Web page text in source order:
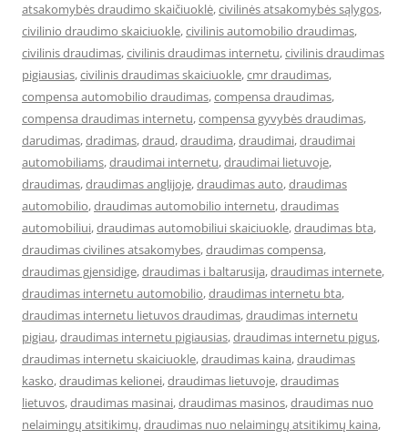
atsakomybės draudimo skaičiuoklė,civilinės atsakomybės sąlygos,
civilinio draudimo skaiciuokle,civilinis automobilio draudimas,
civilinis draudimas,civilinis draudimas internetu,civilinis draudimas
pigiausias,civilinis draudimas skaiciuokle,cmr draudimas,
compensa automobilio draudimas,compensa draudimas,
compensa draudimas internetu,compensa gyvybės draudimas,
darudimas,dradimas,draud,draudima,draudimai,draudimai
automobiliams,draudimai internetu,draudimai lietuvoje,
draudimas,draudimas anglijoje,draudimas auto,draudimas
automobilio,draudimas automobilio internetu,draudimas
automobiliui,draudimas automobiliui skaiciuokle,draudimas bta,
draudimas civilines atsakomybes,draudimas compensa,
draudimas gjensidige,draudimas i baltarusija,draudimas internete,
draudimas internetu automobilio,draudimas internetu bta,
draudimas internetu lietuvos draudimas,draudimas internetu
pigiau,draudimas internetu pigiausias,draudimas internetu pigus,
draudimas internetu skaiciuokle,draudimas kaina,draudimas
kasko,draudimas kelionei,draudimas lietuvoje,draudimas
lietuvos,draudimas masinai,draudimas masinos,draudimas nuo
nelaimingų atsitikimų,draudimas nuo nelaimingų atsitikimų kaina,